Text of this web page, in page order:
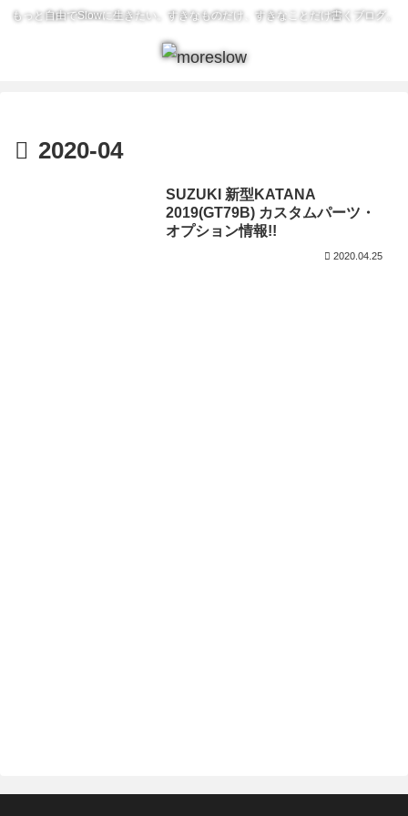
もっと自由でSlowに生きたい。すきなものだけ、すきなことだけ書くブログ。
2020-04
SUZUKI 新型KATANA
2019(GT79B) カスタムパーツ・
オプション情報!!
2020.04.25